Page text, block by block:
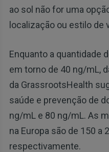
ao sol não for uma
localização ou estilo de
Enquanto a quantidade
em torno de 40 ng/mL,
da GrassrootsHealth
saúde e prevenção de
ng/mL e 80 ng/mL. As
na Europa são de 150 a
respectivamente.